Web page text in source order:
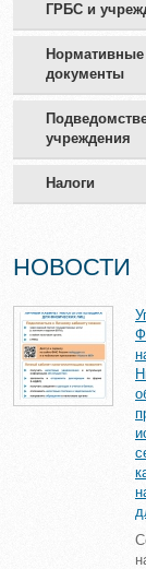
ГРБС и
Нормативные
документы
учреждения
Налоги
НОВОСТИ